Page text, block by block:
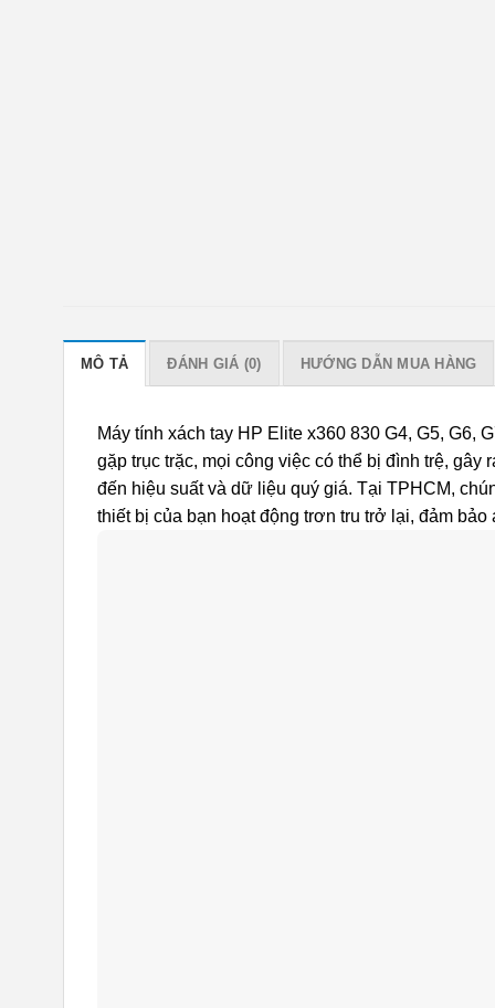
MÔ TẢ ĐÁNH GIÁ (0) HƯỚNG DẪN MUA HÀNG
Máy tính xách tay HP Elite x360 830 G4, G5, G6,
gặp trục trặc, mọi công việc có thể bị đình trệ,
đến hiệu suất và dữ liệu quý giá. Tại TPHCM,
thiết bị của bạn hoạt động trơn tru trở lại, đảm